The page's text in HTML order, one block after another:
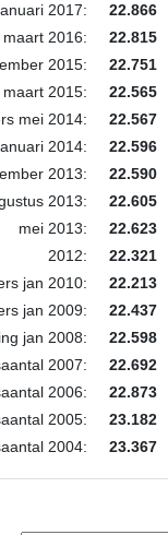
2017:
22.866
2016:
22.815
2015:
22.751
2015:
22.565
mei 2014:
22.567
2014:
22.596
2013:
22.590
2013:
22.605
mei 2013:
22.623
2012:
22.321
jan 2010:
22.213
jan 2009:
22.437
jan 2008:
22.598
2007:
22.692
2006:
22.873
2005:
23.182
2004:
23.367